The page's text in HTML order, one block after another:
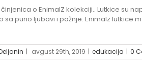
o EnimalZ kolekciji.. Lutkice su
sa puno ljubavi i pažnje. Enimalz lutkice
| avgust 29th, 2019 | edukacija | 0